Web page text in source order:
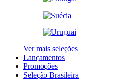
Ver mais seleções
Lançamentos
Promoções
Seleção Brasileira